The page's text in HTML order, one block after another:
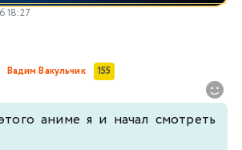
18:27
Вадим Вакульчик 155
аниме я и начал смотреть